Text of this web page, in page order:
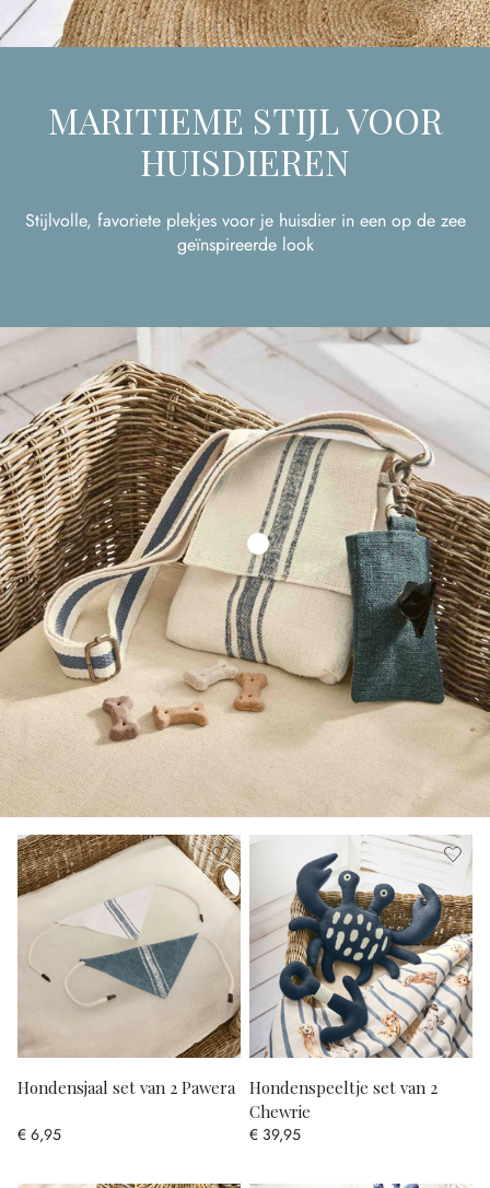
MARITIEME STIJL VOOR
HUISDIEREN
Stijlvolle, favoriete plekjes voor je huisdier in een op de zee
geïnspireerde look
Hondensjaal set van 2 Pawera
€ 6,95
Hondenspeeltje set van 2
Chewrie
€ 39,95